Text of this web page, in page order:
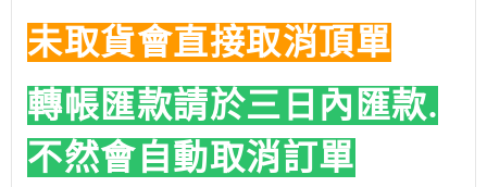
未取貨會直接取消頂單
轉帳匯款請於三日內匯款.
不然會自動取消訂單